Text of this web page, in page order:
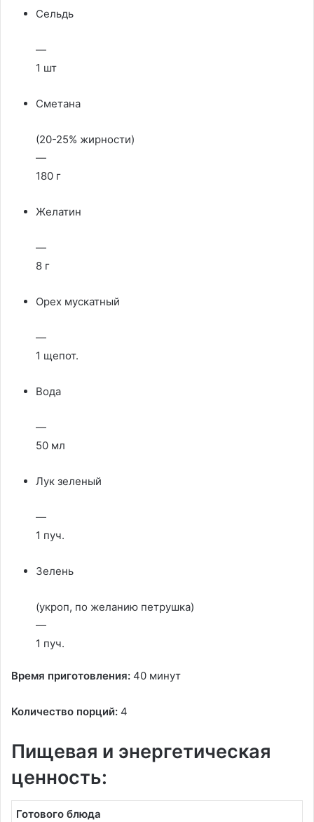
Сельдь
—
1 шт
Сметана
(20-25% жирности)
—
180 г
Желатин
—
8 г
Орех мускатный
—
1 щепот.
Вода
—
50 мл
Лук зеленый
—
1 пуч.
Зелень
(укроп, по желанию петрушка)
—
1 пуч.
Время приготовления: 40 минут
Количество порций: 4
Пищевая и энергетическая
ценность:
Готового блюда